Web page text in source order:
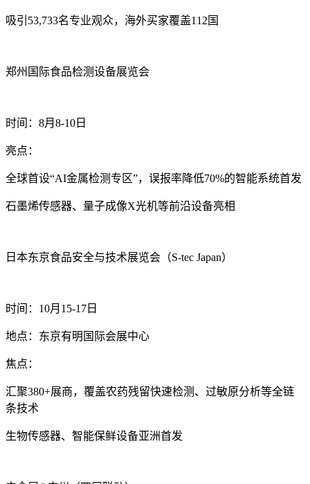
吸引53,733名专业观众，海外买家覆盖112国
郑州国际食品检测设备展览会‌
时间‌：8月8-10日
亮点‌：
全球首设“AI金属检测专区”，误报率降低70%的智能系统首发
石墨烯传感器、量子成像X光机等前沿设备亮相
日本东京食品安全与技术展览会（S-tec Japan）‌
时间‌：10月15-17日
地点‌：东京有明国际会展中心
焦点‌：
汇聚380+展商，覆盖农药残留快速检测、过敏原分析等全链
条技术
生物传感器、智能保鲜设备亚洲首发